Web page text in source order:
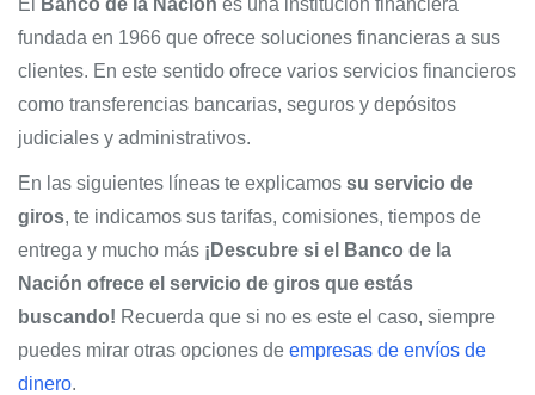
El Banco de la Nación es una institución financiera
fundada en 1966 que ofrece soluciones financieras a sus
clientes. En este sentido ofrece varios servicios financieros
como transferencias bancarias, seguros y depósitos
judiciales y administrativos.
En las siguientes líneas te explicamos su servicio de
giros, te indicamos sus tarifas, comisiones, tiempos de
entrega y mucho más ¡Descubre si el Banco de la
Nación ofrece el servicio de giros que estás
buscando! Recuerda que si no es este el caso, siempre
puedes mirar otras opciones de empresas de envíos de
dinero.